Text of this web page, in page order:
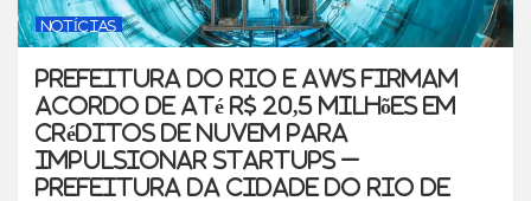
NOTÍCIAS
Prefeitura do Rio e AWS firmam
acordo de até R$ 20,5 milhões em
créditos de nuvem para
impulsionar startups –
Prefeitura da Cidade do Rio de